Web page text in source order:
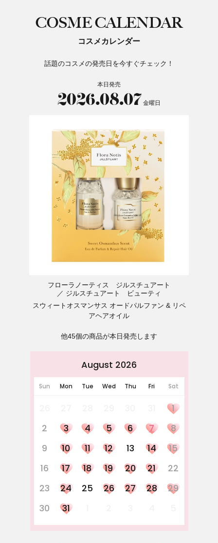
COSME CALENDAR
コスメカレンダー
話題のコスメの発売日を今すぐチェック！
本日発売
2026.08.07 金曜日
フローラノーティス ジルスチュアート
ジルスチュアート ビューティ
スウィートオスマンサス オードパルファン & リペ
アヘアオイル
他45個の商品が本日発売します
August 2026
Sun Mon Tue Wed Thu Fri Sat
1
2
3 4 5 6 7
8
9
10 11 12 13 14
15
16
17 18 19 20 21
22
23
24 25 26 27 28
29
30
31